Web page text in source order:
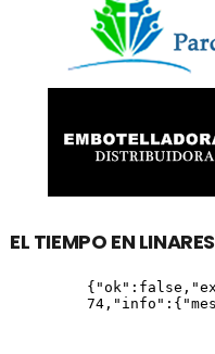
EL TIEMPO EN LINARES